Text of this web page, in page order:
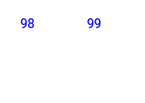
98 99